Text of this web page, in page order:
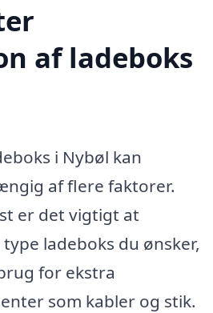
af ladeboks
i Nybøl kan
af flere faktorer.
er det vigtigt at
ladeboks du ønsker,
for ekstra
som kabler og stik.